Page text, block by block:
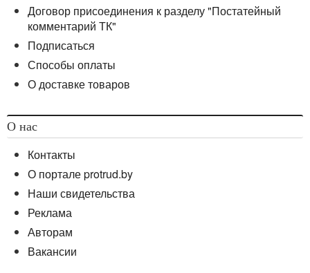
Договор присоединения к разделу "Постатейный
комментарий ТК"
Подписаться
Способы оплаты
О доставке товаров
О нас
Контакты
О портале protrud.by
Наши свидетельства
Реклама
Авторам
Вакансии